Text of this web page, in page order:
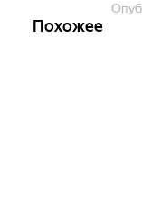
Похожее